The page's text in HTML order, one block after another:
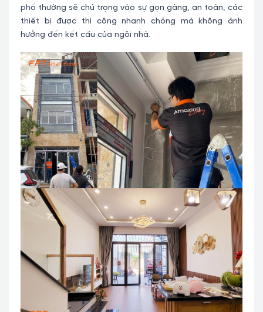
phố thường sẽ chú trọng vào sự gọn gàng, an toàn, các
thiết bị được thi công nhanh chóng mà không ảnh
hưởng đến kết cấu của ngôi nhà.